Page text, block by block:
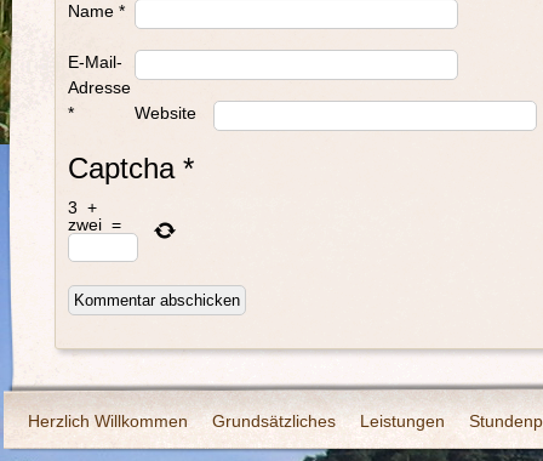
Name *
E-Mail-
Adresse
*
Website
Captcha*
3 +
zwei =
Herzlich Willkommen Grundsätzliches Leistungen